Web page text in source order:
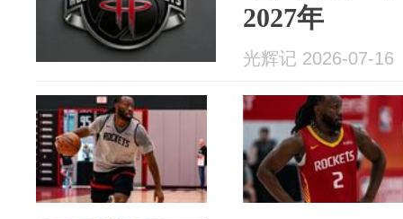
2027年
光辉记 2026-07-16